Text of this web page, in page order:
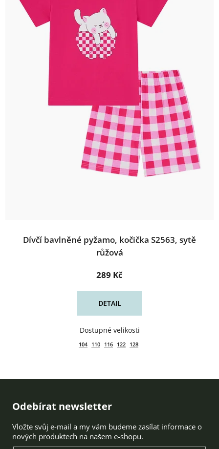
Dívčí bavlněné pyžamo, kočička S2563, sytě
růžová
289 Kč
DETAIL
104 110 116 122 128
Zápatí
Odebírat newsletter
Vložte svůj e-mail a my vám budeme zasílat informace o
nových produktech na našem e-shopu.